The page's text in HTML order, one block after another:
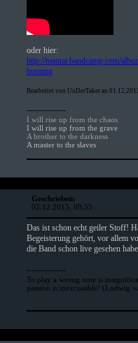
oder hier:
http://mantar.bandcamp.com/
burning
Bearbeitet von UnDerTaker an
--------------
I will rise up from the chaos
I will rise up from the grave
A brother to the darkness
A master to the slaves
Geschrieben:
02.12.2015, 09:55
Das ist schon echt geiler Stoff!
Begeisterung gehört, vor allem
die Band schon live gesehen
--------------
To play a wrong note is
passion is inexcusable! (Ludwig